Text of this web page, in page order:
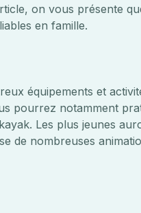
on vous présente
en famille.
équipements et
pourrez notamment
Les plus jeunes
de nombreuses